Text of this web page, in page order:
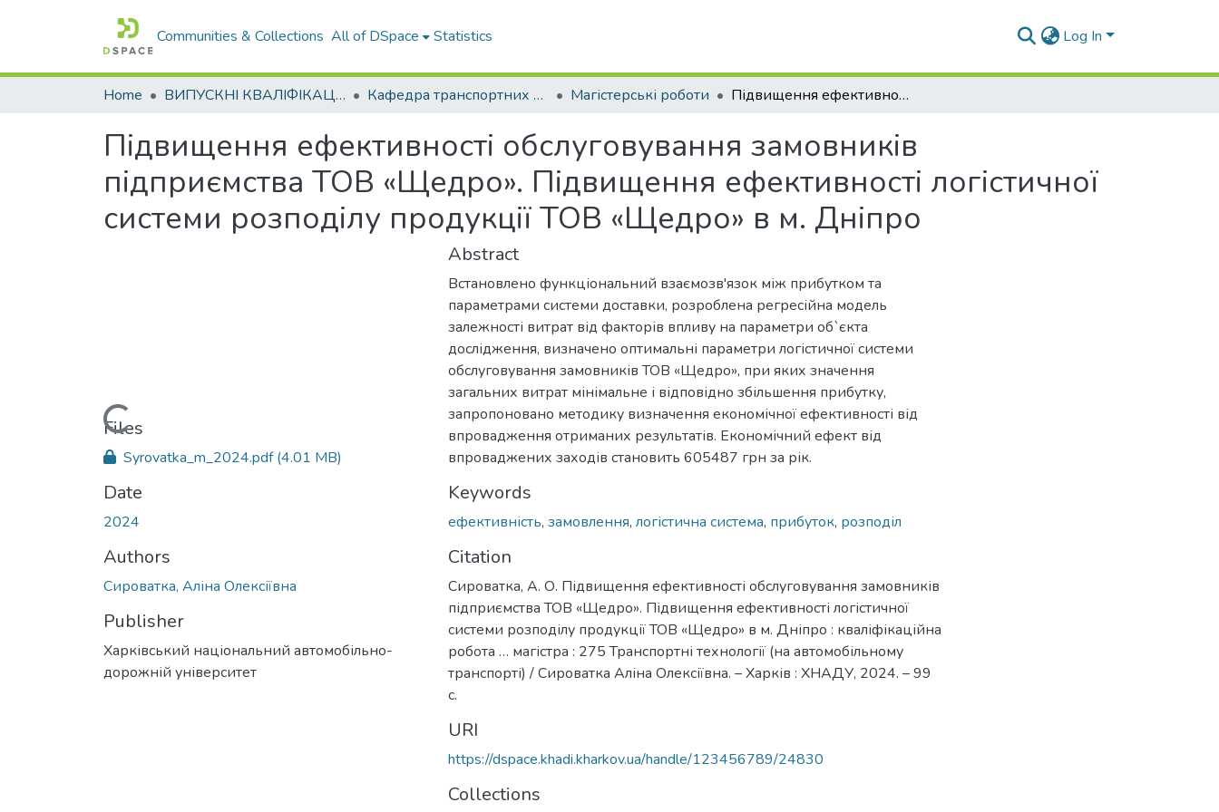
Communities & Collections All of DSpace Statistics Log In
Home ВИПУСКНІ КВАЛІФІКАЦІЙНІ РОБОТИ Кафедра транспортних технологій Магістерські роботи Підвищення ефективності обслуговування замовників підприємства ТОВ «Щедро». Підвищення ефективності логістичної системи розподілу продукції ТОВ «Щедро» в м. Дніпро
Підвищення ефективності обслуговування замовників
підприємства ТОВ «Щедро». Підвищення ефективності логістичної
системи розподілу продукції ТОВ «Щедро» в м. Дніпро
Loading...
Files
Syrovatka_m_2024.pdf(4.01 MB)
Date
2024
Authors
Сироватка, Аліна Олексіївна
Publisher
Харківський національний автомобільно-
дорожній університет
Abstract
Встановлено функціональний взаємозв'язок між прибутком та
параметрами системи доставки, розроблена регресійна модель
залежності витрат від факторів впливу на параметри об`єкта
дослідження, визначено оптимальні параметри логістичної системи
обслуговування замовників ТОВ «Щедро», при яких значення
загальних витрат мінімальне і відповідно збільшення прибутку,
запропоновано методику визначення економічної ефективності від
впровадження отриманих результатів. Економічний ефект від
впроваджених заходів становить 605487 грн за рік.
Keywords
ефективність, замовлення, логістична система, прибуток, розподіл
Citation
Сироватка, А. О. Підвищення ефективності обслуговування замовників
підприємства ТОВ «Щедро». Підвищення ефективності логістичної
системи розподілу продукції ТОВ «Щедро» в м. Дніпро : кваліфікаційна
робота … магістра : 275 Транспортні технології (на автомобільному
транспорті) / Сироватка Аліна Олексіївна. – Харків : ХНАДУ, 2024. – 99
с.
URI
https://dspace.khadi.kharkov.ua/handle/123456789/24830
Collections